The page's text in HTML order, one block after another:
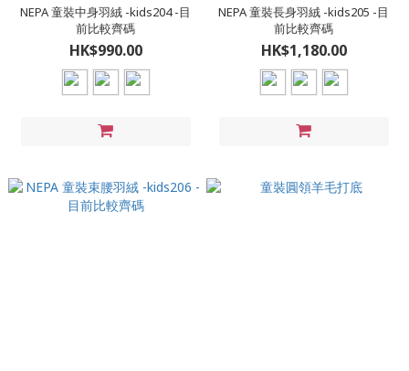
NEPA 童裝中身羽絨 -kids204 -目
前比較齊碼
HK$990.00
NEPA 童裝長身羽絨 -kids205 -目
前比較齊碼
HK$1,180.00